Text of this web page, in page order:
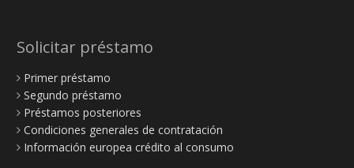
Solicitar préstamo
Primer préstamo
Segundo préstamo
Préstamos posteriores
Condiciones generales de contratación
Información europea crédito al consumo